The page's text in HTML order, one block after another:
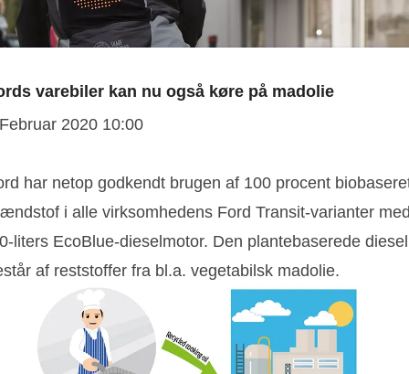
varebiler kan nu også køre på madolie
2020 10:00
har netop godkendt brugen af 100 procent
i alle virksomhedens Ford Transit-varianter
liters EcoBlue-dieselmotor. Den plantebaserede diesel
af reststoffer fra bl.a. vegetabilsk madolie.